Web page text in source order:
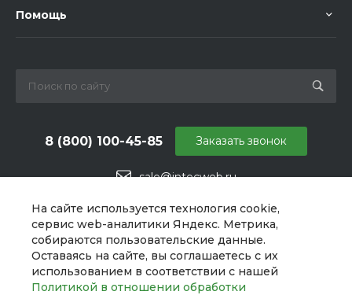
На сайте используется технология cookie,
сервис web-аналитики Яндекс. Метрика,
собираются пользовательские данные.
Оставаясь на сайте, вы соглашаетесь с их
использованием в соответствии с нашей
Политикой в отношении обработки
Помощь
sale@intecweb.ru
8 (800) 100-45-85
г. Челябинск, ул. Свободы, д. 93, оф. 6
Заказать звонок